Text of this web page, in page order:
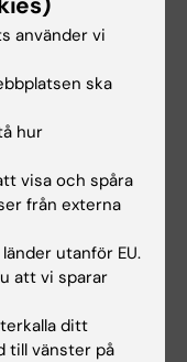
kondition tidigt
årsåldern har mer
artärer när…
använder vi
ska
hur
visa och spåra
från externa
utanför EU.
att vi sparar
ditt
till vänster på